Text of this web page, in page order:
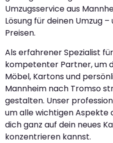
Umzugsservice aus
Lösung für deinen Umzug
Preisen.
Als erfahrener Spezialist
kompetenter Partner, um
Möbel, Kartons und
Mannheim nach Tromso
gestalten. Unser
um alle wichtigen Aspekte
dich ganz auf dein neues
konzentrieren kannst.